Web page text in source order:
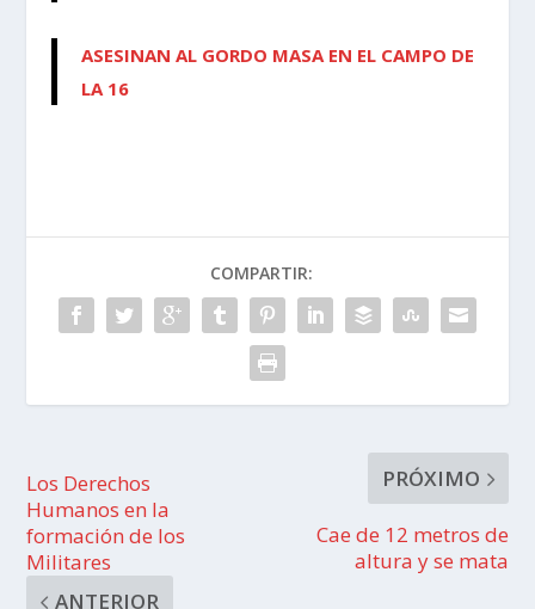
ASESINAN AL GORDO MASA EN EL CAMPO DE
LA 16
COMPARTIR:
Los Derechos
Humanos en la
formación de los
Militares
ANTERIOR
PRÓXIMO
Cae de 12 metros de
altura y se mata